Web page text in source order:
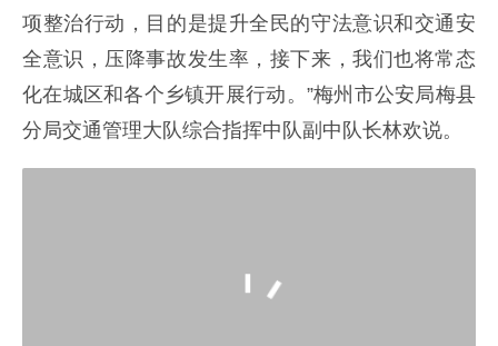
项整治行动，目的是提升全民的守法意识和交通安
全意识，压降事故发生率，接下来，我们也将常态
化在城区和各个乡镇开展行动。”梅州市公安局梅县
分局交通管理大队综合指挥中队副中队长林欢说。